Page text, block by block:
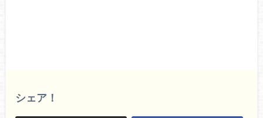
シェア！